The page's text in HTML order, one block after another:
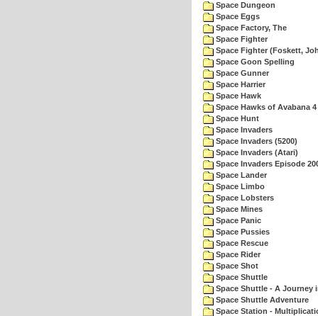
Space Dungeon
Space Eggs
Space Factory, The
Space Fighter
Space Fighter (Foskett,
Space Goon Spelling
Space Gunner
Space Harrier
Space Hawk
Space Hawks of Avabana 4
Space Hunt
Space Invaders
Space Invaders (5200)
Space Invaders (Atari)
Space Invaders Episode
Space Lander
Space Limbo
Space Lobsters
Space Mines
Space Panic
Space Pussies
Space Rescue
Space Rider
Space Shot
Space Shuttle
Space Shuttle - A Journey
Space Shuttle Adventure
Space Station -